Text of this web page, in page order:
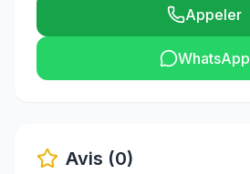
Appeler
WhatsApp
Avis (0)